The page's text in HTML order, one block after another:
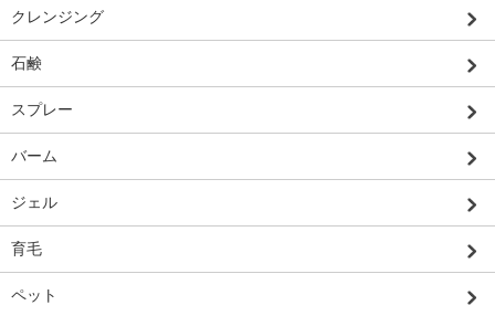
クレンジング
石鹸
スプレー
バーム
ジェル
育毛
ペット